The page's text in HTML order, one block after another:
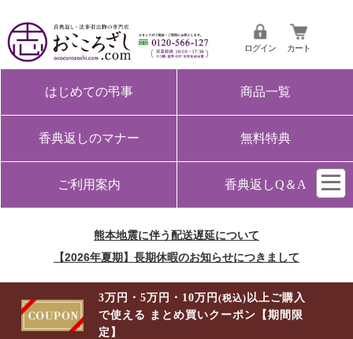
ログイン カート
はじめての弔事 商品一覧
香典返しのマナー 無料特典
ご利用案内 香典返しQ＆A
熊本地震に伴う配送遅延について
【2026年夏期】長期休暇のお知らせにつきまして
3万円・5万円・10万円(税込) 以上ご購入
で使える まとめ買いクーポン【期間限
定】